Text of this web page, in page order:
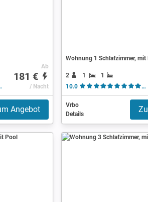
Ab
181 €
/ Nacht
Angebot
Wohnung 1 Schlafzimmer, mit
2 1
1
10.0
Vrbo
Details